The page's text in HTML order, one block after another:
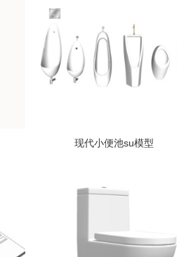
现代小便池su模型